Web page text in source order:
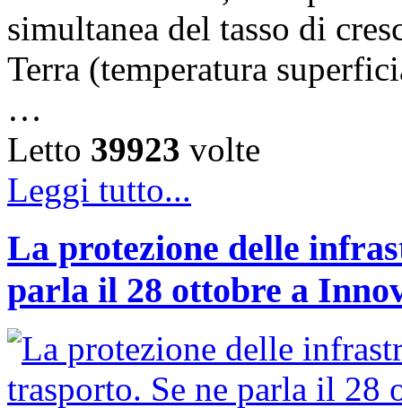
simultanea del tasso di
Terra (temperatura
…
Letto 39923 volte
Leggi tutto...
La protezione delle
parla il 28 ottobre a